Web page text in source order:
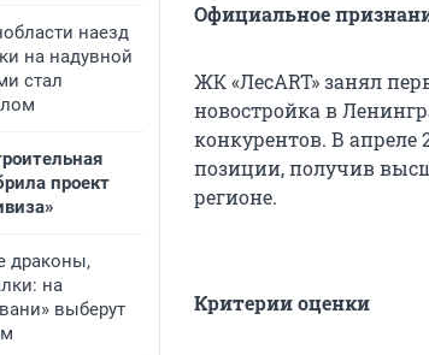
наезд
на надувной
стал
проект
драконы,
на
выберут
Официальное
ЖК «ЛесART» занял
новостройка в
конкурентов. В апреле
позиции, получив
регионе.
Критерии оценки